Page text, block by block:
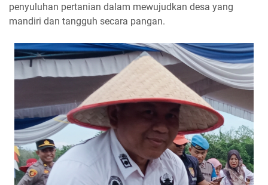
penyuluhan pertanian dalam mewujudkan desa yang
mandiri dan tangguh secara pangan.